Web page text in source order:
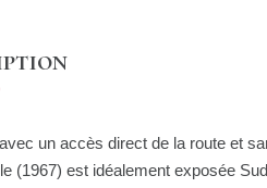
un accès direct de la route et
(1967) est idéalement exposée